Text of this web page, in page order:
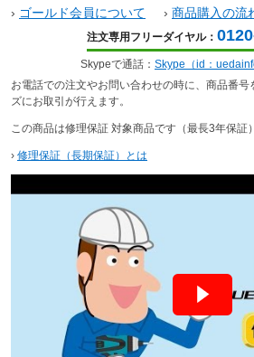
› ゴールド会員について › 商品購入の流
注文専用フリーダイヤル：
Skypeで通話： Skype（id：
お電話での注文やお問い合わせの時に、商品番
ズにお取引が行えます。
この商品は修理保証 対象商品です（最長3年保証
› 修理保証（長期保証）とは